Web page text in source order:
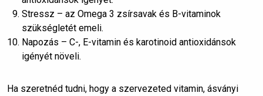
Stressz – az Omega 3 zsírsavak és B-vitaminok
szükségletét emeli.
Napozás – C-, E-vitamin és karotinoid antioxidánsok
igényét növeli.
Ha szeretnéd tudni, hogy a szervezeted vitamin, ásványi